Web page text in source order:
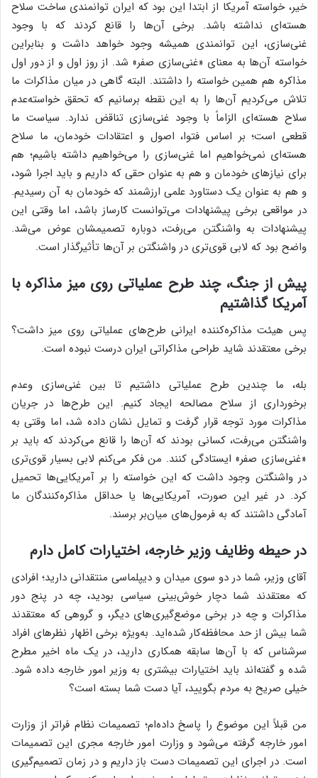
خیر، خواسته آمریکا از ابتدا این بود که ایران توانمندی ساخت سلاح
هسته‌ای نداشته باشد. برخی آن‌ها را قانع کردند که با وجود
غنی‌سازی، این توانمندی همیشه وجود خواهد داشت و بنابراین
خواسته آن‌ها به معنای «غنی‌سازی صفر» شد. از روز اول و از دور اول
مذاکره هم همین خواسته را داشتند. البته گاهی در میان مذاکرات ما
تلاش می‌کردیم آن‌ها را به این نقطه برسانیم که تحقق خواسته‌عدم
سلاح هسته‌ای الزاماً با وجود غنی‌سازی تناقض ندارد. سیاست ما
قطعی است؛ بر اساس فتوا، اصول و اعتقادات خودمان، ما سلاح
هسته‌ای نمی‌خواهیم اما غنی‌سازی را می‌خواهیم داشته باشیم؛ هم
برای نیازهای خودمان و هم به عنوان حقی که داریم و باید اجرا شود،
و هم به عنوان یک دستاورد علمی ارزشمند که خودمان به آن رسیدیم.
در مواقعی برخی پیشنهادات می‌توانست کارساز باشد، اما وقتی این
پیشنهادات به واشنگتن می‌رفت، دوباره تصمیمشان عوض می‌شد.
واضح بود که لابی قوی‌تری در واشنگتن بر آن‌ها تأثیرگذار است.
پیش از جنگ، چند طرح عملیاتی روی میز مذاکره با
آمریکا گذاشتیم
پس هیئت مذاکره‌کننده ایرانی طرح‌های عملیاتی روی میز داشت؟
برخی معتقدند شاید طراحی مذاکراتی ایران درست نبوده است.
بله، ما چندین طرح عملیاتی داشتیم تا بین غنی‌سازی وعدم
برخورداری از سلاح مصالحه ایجاد کنیم. این طرح‌ها در جریان
مذاکرات مورد توجه قرار گرفت و تمایل نشان داده شد، اما وقتی به
واشنگتن می‌رفت، کسانی بودند که آن‌ها را قانع می‌کردند که باید بر
«غنی‌سازی صفر» ایستادگی کنند. من فکر می‌کنم لابی بسیار قوی‌تری
در واشنگتن وجود داشت که این خواسته را بر آمریکایی‌ها تحمیل
کرد. در غیر این صورت، آمریکایی‌ها یا حداقل مذاکره‌کنندگان ما
آمادگی داشتند که به فرمول‌های میان‌بر برسند.
در حیطه وظایف وزیر خارجه، اختیارات کامل دارم
آقای وزیر، شما در دو سوی میدان و دیپلماسی منتقدانی دارید؛ افرادی
که معتقدند شما دچار خوش‌بینی سیاسی بودید، چه در پنج دور
مذاکرات و چه در برخی موضع‌گیری‌های دیگر، و گروهی که معتقدند
شما بیش از حد محافظه‌کار شده‌اید. به‌ویژه برخی اظهار نظرهای افراد
سرشناس که با آن‌ها سابقه همکاری دارید، در یک ماه اخیر مطرح
شده و گفته‌اند باید اختیارات بیشتری به وزیر امور خارجه داده شود.
خیلی صریح به مردم بگویید، آیا دست شما بسته است؟
من قبلاً این موضوع را پاسخ داده‌ام؛ تصمیمات نظام فراتر از وزارت
امور خارجه گرفته می‌شود و وزارت امور خارجه مجری این تصمیمات
است. در اجرای این تصمیمات دست باز داریم و در زمان تصمیم‌گیری